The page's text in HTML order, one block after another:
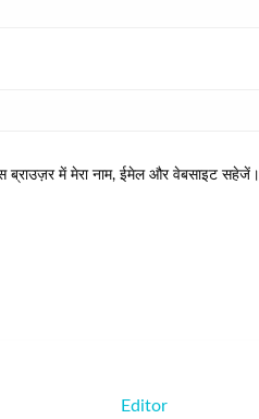
ब्राउज़र में मेरा नाम, ईमेल और वेबसाइट सहेजें।
Editor